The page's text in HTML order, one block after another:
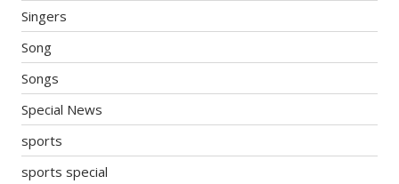
Singers
Song
Songs
Special News
sports
sports special